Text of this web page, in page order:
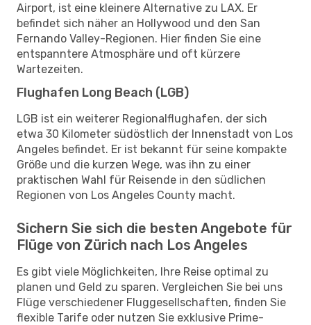
Airport, ist eine kleinere Alternative zu LAX. Er
befindet sich näher an Hollywood und den San
Fernando Valley-Regionen. Hier finden Sie eine
entspanntere Atmosphäre und oft kürzere
Wartezeiten.
Flughafen Long Beach (LGB)
LGB ist ein weiterer Regionalflughafen, der sich
etwa 30 Kilometer südöstlich der Innenstadt von Los
Angeles befindet. Er ist bekannt für seine kompakte
Größe und die kurzen Wege, was ihn zu einer
praktischen Wahl für Reisende in den südlichen
Regionen von Los Angeles County macht.
Sichern Sie sich die besten Angebote für
Flüge von Zürich nach Los Angeles
Es gibt viele Möglichkeiten, Ihre Reise optimal zu
planen und Geld zu sparen. Vergleichen Sie bei uns
Flüge verschiedener Fluggesellschaften, finden Sie
flexible Tarife oder nutzen Sie exklusive Prime-